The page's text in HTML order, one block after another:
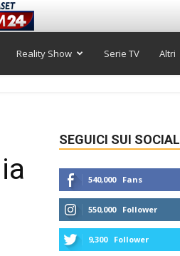
Reality Show Serie TV Altri
SEGUICI SUI SOCIAL
540,000 Fans
550,000 Follower
9,300 Follower